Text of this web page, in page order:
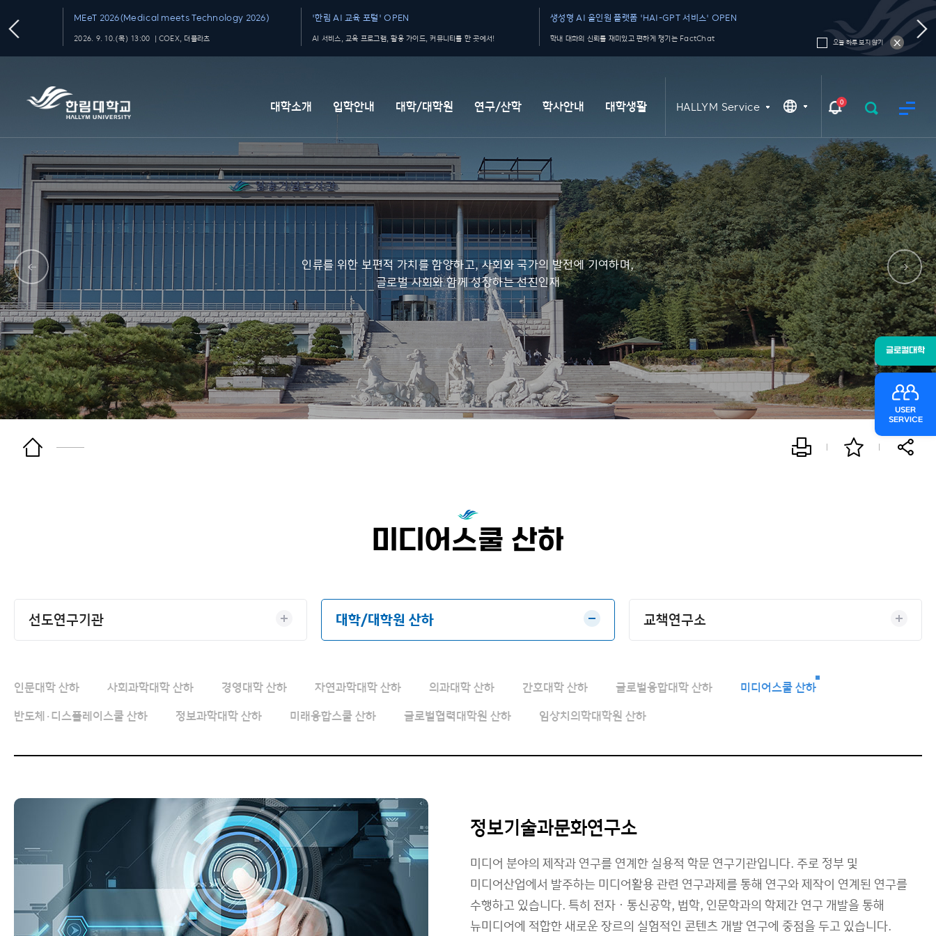
MEeT 2026(Medical meets Technology 2026)
2026. 9. 10.(목) 13:00 ｜COEX, 더플라츠
'한림 AI 교육 포털' OPEN
AI 서비스, 교육 프로그램, 활용 가이드, 커뮤니티를 한 곳에서!
생성형 AI 올인원 플랫폼 'HAI-GPT 서비스' OPEN
학내 대화의 신뢰를 재미있고 편하게 챙기는 FactChat 오늘 하루 보지 않기
대학소개 입학안내 대학/대학원 연구/산학 학사안내 대학생활 HALLYM Service 0
글로컬대학
USER
SERVICE
인류를 위한 보편적 가치를 함양하고, 사회와 국가의 발전에 기여하며,
글로벌 사회와 함께 성장하는 선진인재
미디어스쿨 산하
선도연구기관 대학/대학원 산하 교책연구소
인문대학 산하 사회과학대학 산하 경영대학 산하 자연과학대학 산하 의과대학 산하 간호대학 산하 글로벌융합대학 산하
미디어스쿨 산하
반도체·디스플레이스쿨 산하
정보과학대학 산하 미래융합스쿨 산하 글로벌협력대학원 산하 임상치의학대학원 산하
정보기술과문화연구소
미디어 분야의 제작과 연구를 연계한 실용적 학문 연구기관입니다. 주로 정부 및
미디어산업에서 발주하는 미디어활용 관련 연구과제를 통해 연구와 제작이 연계된 연구를
수행하고 있습니다. 특히 전자ㆍ통신공학, 법학, 인문학과의 학제간 연구 개발을 통해
뉴미디어에 적합한 새로운 장르의 실험적인 콘텐츠 개발 연구에 중점을 두고 있습니다.